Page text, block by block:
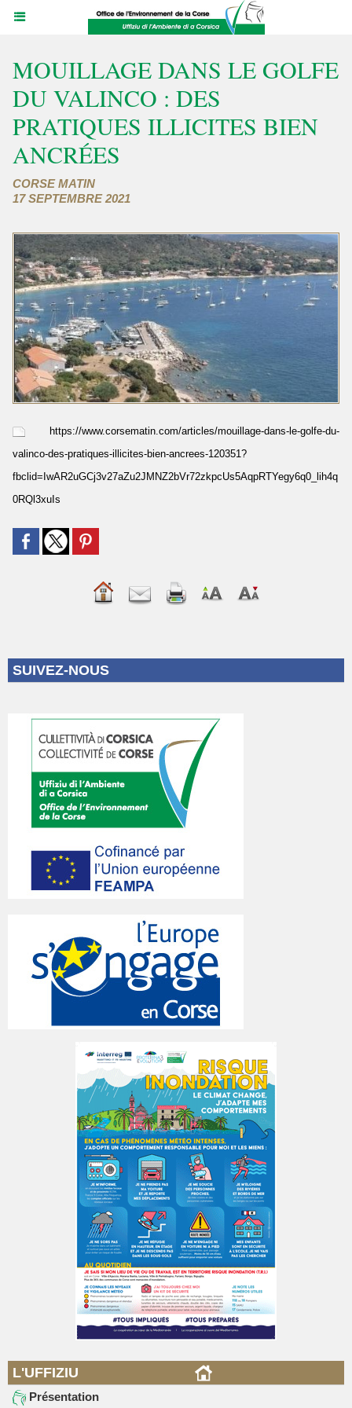
MOUILLAGE DANS LE GOLFE
DU VALINCO : DES
PRATIQUES ILLICITES BIEN
ANCRÉES
CORSE MATIN
17 SEPTEMBRE 2021
https://www.corsematin.com/articles/mouillage-dans-le-golfe-du-
valinco-des-pratiques-illicites-bien-ancrees-120351?
fbclid=IwAR2uGCj3v27aZu2JMNZ2bVr72zkpcUs5AqpRTYegy6q0_lih4q
0RQl3xuIs
SUIVEZ-NOUS
L'UFFIZIU
Présentation